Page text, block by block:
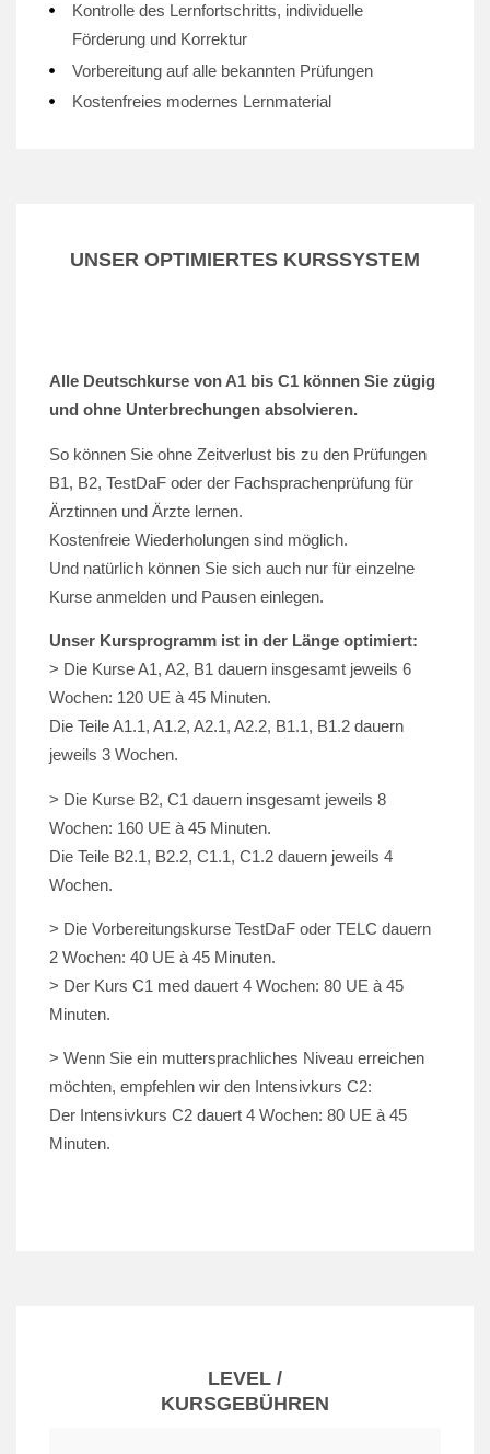
Kontrolle des Lernfortschritts, individuelle
Förderung und Korrektur
Vorbereitung auf alle bekannten Prüfungen
Kostenfreies modernes Lernmaterial
UNSER OPTIMIERTES KURSSYSTEM
Alle Deutschkurse von A1 bis C1 können Sie zügig
und ohne Unterbrechungen absolvieren.
So können Sie ohne Zeitverlust bis zu den Prüfungen
B1, B2, TestDaF oder der Fachsprachenprüfung für
Ärztinnen und Ärzte lernen.
Kostenfreie Wiederholungen sind möglich.
Und natürlich können Sie sich auch nur für einzelne
Kurse anmelden und Pausen einlegen.
Unser Kursprogramm ist in der Länge optimiert:
> Die Kurse A1, A2, B1 dauern insgesamt jeweils 6
Wochen: 120 UE à 45 Minuten.
Die Teile A1.1, A1.2, A2.1, A2.2, B1.1, B1.2 dauern
jeweils 3 Wochen.
> Die Kurse B2, C1 dauern insgesamt jeweils 8
Wochen: 160 UE à 45 Minuten.
Die Teile B2.1, B2.2, C1.1, C1.2 dauern jeweils 4
Wochen.
> Die Vorbereitungskurse TestDaF oder TELC dauern
2 Wochen: 40 UE à 45 Minuten.
> Der Kurs C1 med dauert 4 Wochen: 80 UE à 45
Minuten.
> Wenn Sie ein muttersprachliches Niveau erreichen
möchten, empfehlen wir den Intensivkurs C2:
Der Intensivkurs C2 dauert 4 Wochen: 80 UE à 45
Minuten.
LEVEL /
KURSGEBÜHREN